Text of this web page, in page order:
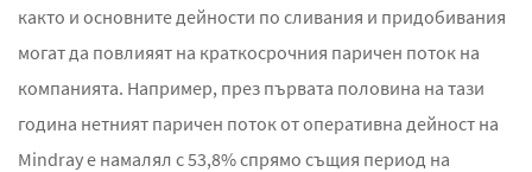
както и основните дейности по сливания и придобивания
могат да повлияят на краткосрочния паричен поток на
компанията. Например, през първата половина на тази
година нетният паричен поток от оперативна дейност на
Mindray е намалял с 53,8% спрямо същия период на